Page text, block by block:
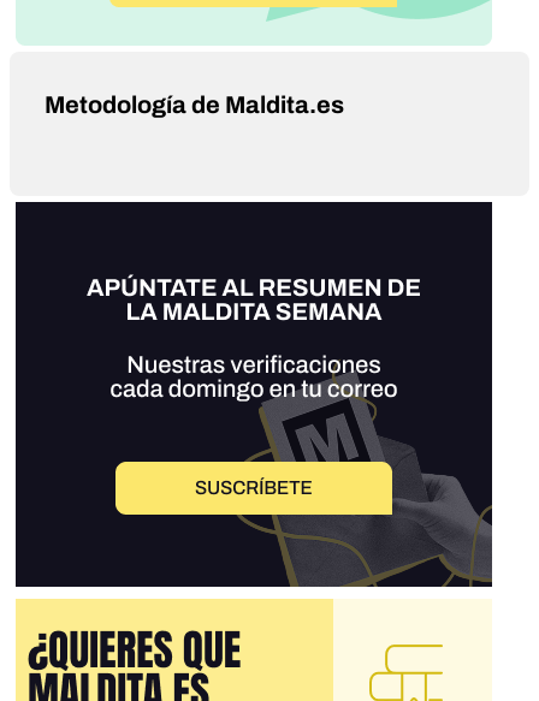
Metodología de Maldita.es